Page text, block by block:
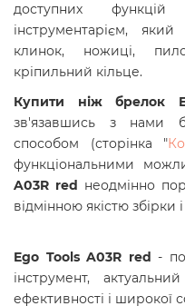
доступних функцій
інструментарієм,
клинок, ножиці,
кріпильний кільце.
Купити ніж брелок
зв'язавшись з нами
способом (сторінка "
функціональними
A03R red
неодмінно
відмінною якістю збірки
Ego Tools A03R red -
інструмент,
ефективності і широкої